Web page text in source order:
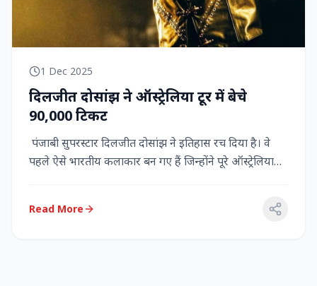
1 Dec 2025
दिलजीत दोसांझ ने ऑस्ट्रेलिया टूर में बेचे
90,000 टिकट
पंजाबी सुपरस्टार दिलजीत दोसांझ ने इतिहास रच दिया है। वे
पहले ऐसे भारतीय कलाकार बन गए हैं जिन्होंने पूरे ऑस्ट्रेलिया
Read More